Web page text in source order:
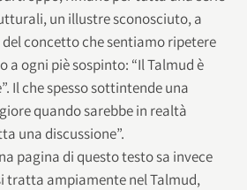
un illustre sconosciuto, a
concetto che sentiamo ripetere
ogni piè sospinto: “Il Talmud è
Il che spesso sottintende una
quando sarebbe in realtà
una discussione”.
pagina di questo testo sa invece
tratta ampiamente nel Talmud,